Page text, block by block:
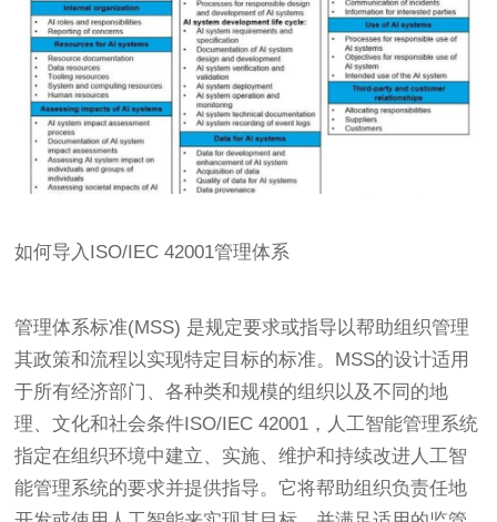
如何导入ISO/IEC 42001管理体系
管理体系标准(MSS) 是规定要求或指导以帮助组织管理
其政策和流程以实现特定目标的标准。MSS的设计适用
于所有经济部门、各种类和规模的组织以及不同的地
理、文化和社会条件ISO/IEC 42001，人工智能管理系统
指定在组织环境中建立、实施、维护和持续改进人工智
能管理系统的要求并提供指导。它将帮助组织负责任地